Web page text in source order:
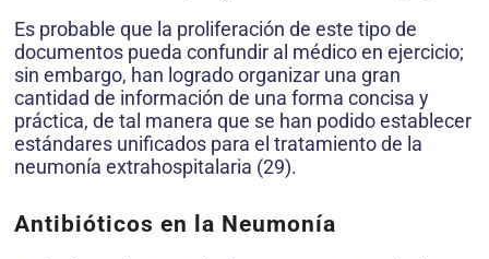
Es probable que la proliferación de este tipo de
documentos pueda confundir al médico en ejercicio;
sin embargo, han logrado organizar una gran
cantidad de información de una forma concisa y
práctica, de tal manera que se han podido establecer
estándares unificados para el tratamiento de la
neumonía extrahospitalaria (29).
Antibióticos en la Neumonía